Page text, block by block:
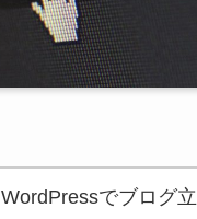
WordPressでブログ立